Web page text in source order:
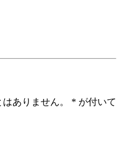
ありません。 * が付いて